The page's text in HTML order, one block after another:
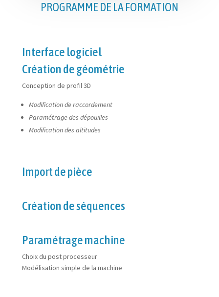
PROGRAMME DE LA FORMATION
Interface logiciel
Création de géométrie
Conception de profil 3D
Modification de raccordement
Paramétrage des dépouilles
Modification des altitudes
Import de pièce
Création de séquences
Paramétrage machine
Choix du post processeur
Modélisation simple de la machine